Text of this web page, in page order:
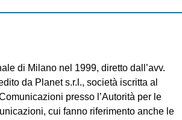
di Milano nel 1999, diretto dall’avv.
da Planet s.r.l., società iscritta al
presso l’Autorità per le
cui fanno riferimento anche le